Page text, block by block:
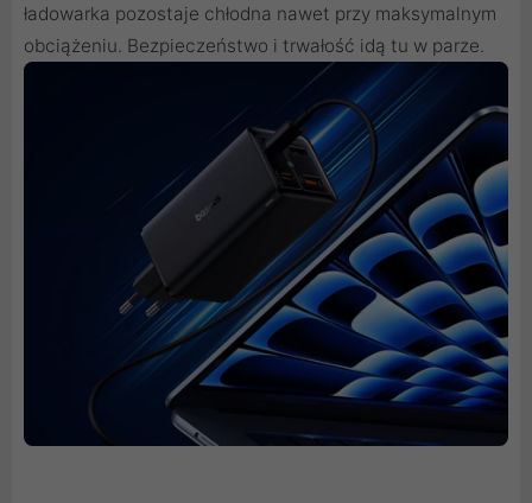
ładowarka pozostaje chłodna nawet przy maksymalnym
obciążeniu. Bezpieczeństwo i trwałość idą tu w parze.